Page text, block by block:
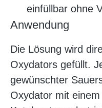
einfüllbar ohne
Anwendung
Die Lösung wird
Oxydators gefüllt.
gewünschter
Oxydator mit